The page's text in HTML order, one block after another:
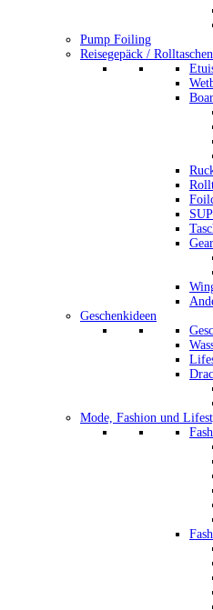
Pump Foiling
Reisegepäck / Rolltaschen
Geschenkideen
Mode, Fashion und